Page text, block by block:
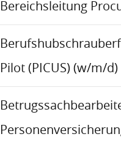
Bereichsleitung
Pilot (PICUS) (w/m/d)